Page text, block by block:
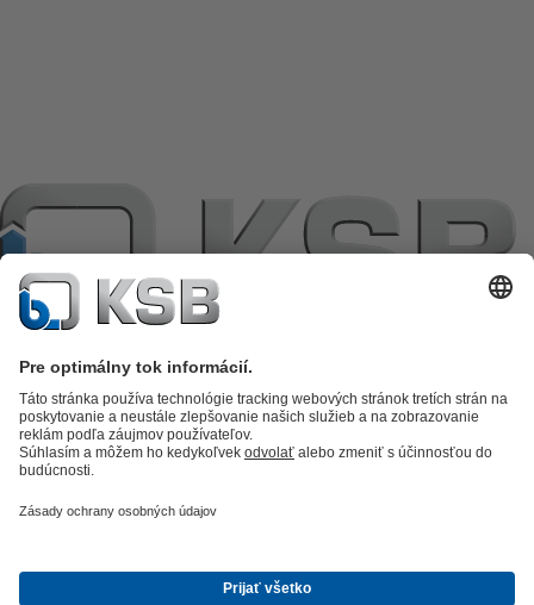
Katalóg produktovKSB SupremeServ: Premium service for pumps
and valvesKSB SupremeServ: Spare partsNákupný košíkSoftware a
Technológia spracovania odpadových vôd
Tlačové správy I KSB